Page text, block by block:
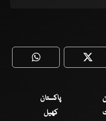
WhatsApp
پاکستان
کھیل